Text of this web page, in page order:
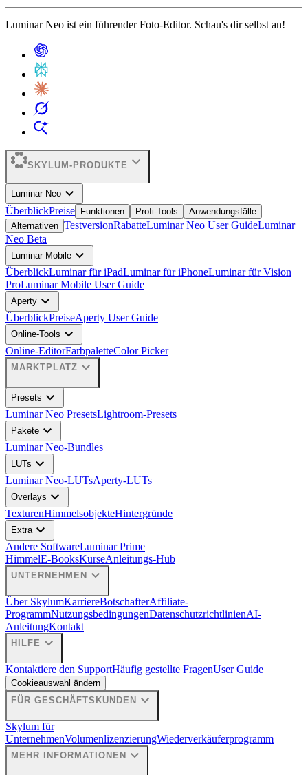
Luminar Neo ist ein führender Foto-Editor. Schau's dir selbst an!
SKYLUM-PRODUKTE expand_more
Luminar Neo expand_more
ÜberblickPreise Funktionen Profi-Tools
Anwendungsfälle
Alternativen TestversionRabatteLuminar Neo User GuideLuminar
Neo Beta
Luminar Mobile expand_more
ÜberblickLuminar für iPadLuminar für iPhoneLuminar für Vision
ProLuminar Mobile User Guide
Aperty expand_more
ÜberblickPreiseAperty User Guide
Online-Tools expand_more
Online-EditorFarbpaletteColor Picker
MARKTPLATZ expand_more
Presets expand_more
Luminar Neo PresetsLightroom-Presets
Pakete expand_more
Luminar Neo-Bundles
LUTs expand_more
Luminar Neo-LUTsAperty-LUTs
Overlays expand_more
TexturenHimmelsobjekteHintergründe
Extraexpand_more
Andere SoftwareLuminar Prime
HimmelE-BooksKurseAnleitungs-Hub
UNTERNEHMEN expand_more
Über SkylumKarriereBotschafterAffiliate-
ProgrammNutzungsbedingungenDatenschutzrichtlinienAI-
AnleitungKontakt
HILFE expand_more
Kontaktiere den SupportHäufig gestellte FragenUser Guide
Cookieauswahl ändern
FÜR GESCHÄFTSKUNDEN expand_more
Skylum für
UnternehmenVolumenlizenzierungWiederverkäuferprogramm
MEHR INFORMATIONEN expand_more